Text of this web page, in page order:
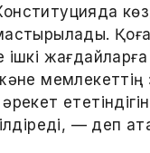
ішкі жағдайларға
және
— деп